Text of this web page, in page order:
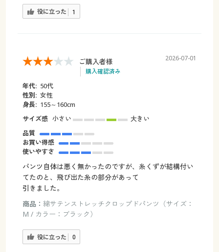
役に立った 1
ご購入者様
購入確認済み
2026-07-01
年代: 50代
性別: 女性
身長: 155～160cm
サイズ感 小さい
大きい
品質
お買い得感
使いやすさ
パンツ自体は悪く無かったのですが、糸くずが結構付い
てたのと、飛び出た糸の部分があって
引きました。
商品： 綿サテンストレッチクロップドパンツ（サイズ：
M / カラー：ブラック）
役に立った 0